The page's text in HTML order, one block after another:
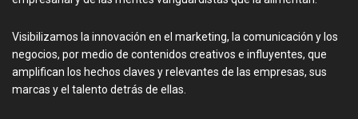
Visibilizamos la innovación en el marketing, la comunicación y los
negocios, por medio de contenidos creativos e influyentes, que
amplifican los hechos claves y relevantes de las empresas, sus
marcas y el talento detrás de ellas.